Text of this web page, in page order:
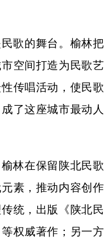
歌的舞台。榆林把
空间打造为民歌艺
传唱活动，使民歌
了这座城市最动人
林在保留陕北民歌
素，推动内容创作
统，出版《陕北民
权威著作；另一方